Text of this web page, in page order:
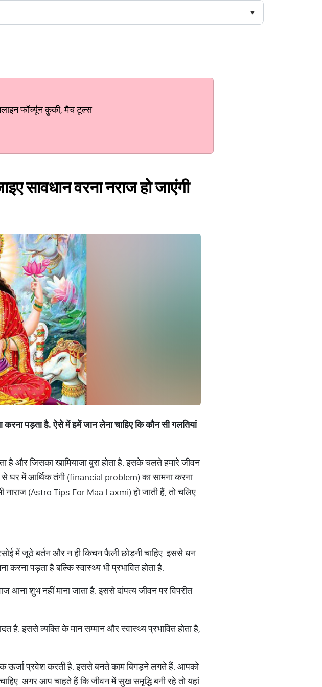
फॉर्च्यून कुकी, मैच टूल्स
सावधान वरना नराज हो जाएंगी
करनापड़ताहै.ऐसेमेंहमेंजानलेनाचाहिएकिकौनसीगलतियां
है और जिसका खामियाजा बुरा होता है. इसके चलते हमारे जीवन
घर में आर्थिक तंगी (financial problem) का सामना करना
नाराज (Astro Tips For Maa Laxmi) हो जाती हैं, तो चलिए
में जूठे बर्तन और न ही किचन फैली छोड़नी चाहिए. इससे धन
करना पड़ता है बल्कि स्वास्थ्य भी प्रभावित होता है.
शुभ नहीं माना जाता है. इससे दांपत्य जीवन पर विपरीत
है. इससे व्यक्ति के मान सम्मान और स्वास्थ्य प्रभावित होता है,
ऊर्जा प्रवेश करती है. इससे बनते काम बिगड़ने लगते हैं. आपको
अगर आप चाहते हैं कि जीवन में सुख समृद्धि बनी रहे तो यहां